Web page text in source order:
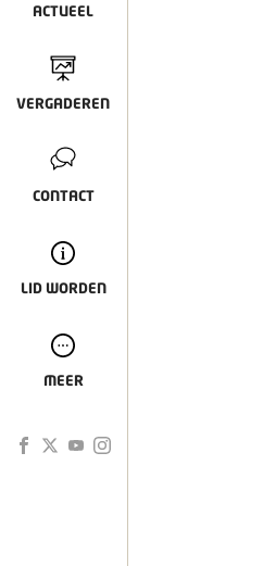
ACTUEEL
VERGADEREN
CONTACT
LID WORDEN
MEER